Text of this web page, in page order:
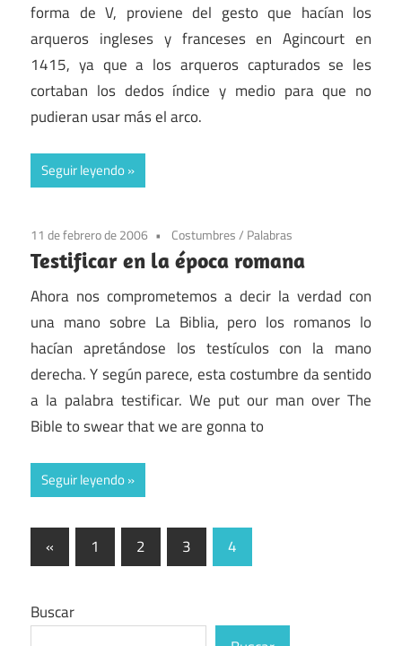
forma de V, proviene del gesto que hacían los
arqueros ingleses y franceses en Agincourt en
1415, ya que a los arqueros capturados se les
cortaban los dedos índice y medio para que no
pudieran usar más el arco.
Seguir leyendo
11 de febrero de 2006 Costumbres/ Palabras
Testificar en la época romana
Ahora nos comprometemos a decir la verdad con
una mano sobre La Biblia, pero los romanos lo
hacían apretándose los testículos con la mano
derecha. Y según parece, esta costumbre da sentido
a la palabra testificar. We put our man over The
Bible to swear that we are gonna to
Seguir leyendo
Paginación
de
entradas
« Entradas
anteriores
1 2 3 4
Buscar